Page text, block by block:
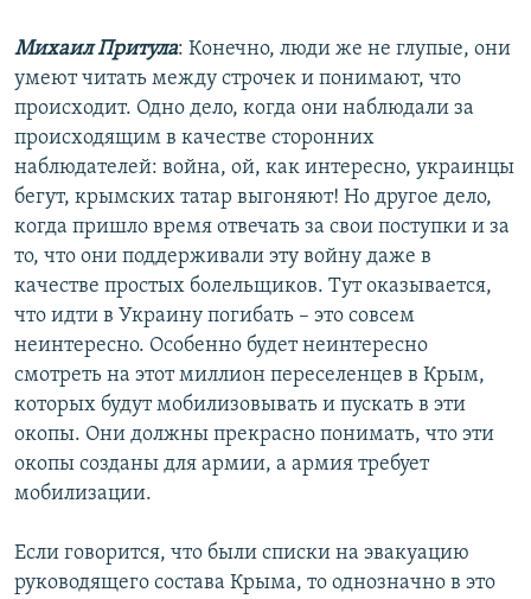
Михаил Притула: Конечно, люди же не глупые, они
умеют читать между строчек и понимают, что
происходит. Одно дело, когда они наблюдали за
происходящим в качестве сторонних
наблюдателей: война, ой, как интересно, украинцы
бегут, крымских татар выгоняют! Но другое дело,
когда пришло время отвечать за свои поступки и за
то, что они поддерживали эту войну даже в
качестве простых болельщиков. Тут оказывается,
что идти в Украину погибать – это совсем
неинтересно. Особенно будет неинтересно
смотреть на этот миллион переселенцев в Крым,
которых будут мобилизовывать и пускать в эти
окопы. Они должны прекрасно понимать, что эти
окопы созданы для армии, а армия требует
мобилизации.
Если говорится, что были списки на эвакуацию
руководящего состава Крыма, то однозначно в это